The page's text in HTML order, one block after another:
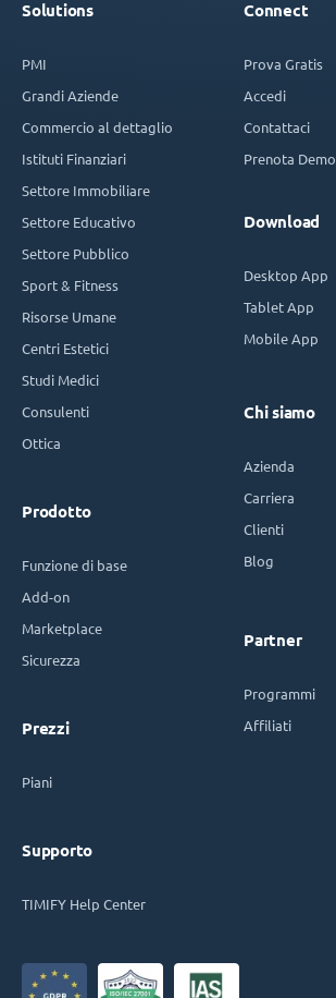
Solutions
PMI
Grandi Aziende
Commercio al dettaglio
Istituti Finanziari
Settore Immobiliare
Settore Educativo
Settore Pubblico
Sport & Fitness
Risorse Umane
Centri Estetici
Studi Medici
Consulenti
Ottica
Prodotto
Funzione di base
Add-on
Marketplace
Sicurezza
Prezzi
Piani
Supporto
TIMIFY Help Center
Connect
Prova Gratis
Accedi
Contattaci
Prenota Demo
Download
Desktop App
Tablet App
Mobile App
Chi siamo
Azienda
Carriera
Clienti
Blog
Partner
Programmi
Affiliati